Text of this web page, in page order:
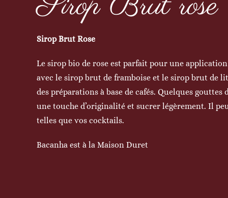
Sirop Brut Rose
Le sirop bio de rose est parfait pour une
avec le sirop brut de framboise et le sirop brut de
des préparations à base de cafés. Quelques
une touche d’originalité et sucrer légèrement. Il
telles que vos cocktails.
Bacanha est à la Maison Duret